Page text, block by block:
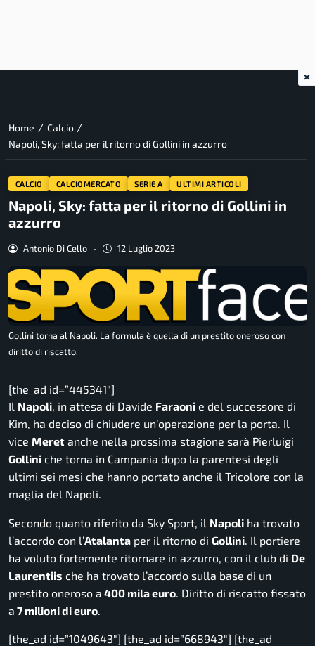
Home / Calcio /
Napoli, Sky: fatta per il ritorno di Gollini in azzurro
CALCIO CALCIOMERCATO SERIE A ULTIMI ARTICOLI
Napoli, Sky: fatta per il ritorno di Gollini in
azzurro
Antonio Di Cello - 12 Luglio 2023
Gollini torna al Napoli. La formula è quella di un prestito oneroso con
diritto di riscatto.
[the_ad id=”445341″]
Il Napoli , in attesa di Davide Faraoni e del successore di
Kim, ha deciso di chiudere un’operazione per la porta. Il
vice Meret anche nella prossima stagione sarà Pierluigi
Gollini che torna in Campania dopo la parentesi degli
ultimi sei mesi che hanno portato anche il Tricolore con la
maglia del Napoli.
Secondo quanto riferito da Sky Sport , il Napoli ha trovato
l’accordo con l’Atalanta per il ritorno di Gollini . Il portiere
ha voluto fortemente ritornare in azzurro, con il club di De
Laurentiis che ha trovato l’accordo sulla base di un
prestito oneroso a 400 mila euro . Diritto di riscatto fissato
a 7 milioni di euro
[the_ad id=”1049643″] [the_ad id=”668943″] [the_ad
×